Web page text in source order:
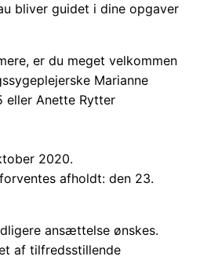
bliver guidet i dine opgaver
er du meget velkommen
Marianne
eller Anette Rytter
2020.
afholdt: den 23.
ansættelse ønskes.
af tilfredsstillende